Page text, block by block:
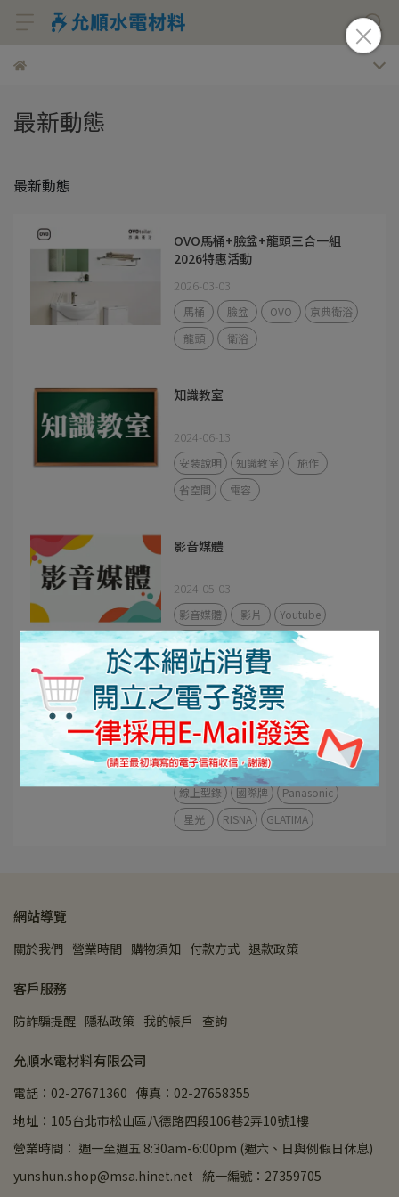
最新動態
最新動態
OVO馬桶+臉盆+龍頭三合一組
2026特惠活動
2026-03-03
馬桶 臉盆 OVO
京典衛浴
龍頭
衛浴
知識教室
2024-06-13
安裝說明 知識教室
施作
省空間
電容
影音媒體
2024-05-03
影音媒體 影片
Youtube
媒體
目錄專區
2024-05-03
目錄 型錄 電子檔
PDF
線上型錄
國際牌
Panasonic
星光
RISNA GLATIMA
網站導覽
關於我們 營業時間 購物須知 付款方式 退款政策
客戶服務
防詐騙提醒 隱私政策 我的帳戶 查詢
允順水電材料有限公司
電話：02-27671360 傳真：02-27658355
地址：105台北市松山區八德路四段106巷2弄10號1樓
營業時間： 週一至週五 8:30am-6:00pm (週六、日與例假日休息)
yunshun.shop@msa.hinet.net 統一編號：27359705